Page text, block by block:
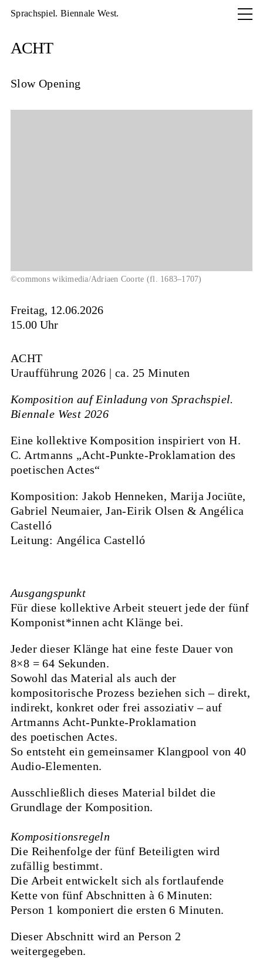
Aktuell
Programm
About
Sprachspiel. Biennale West.
ACHT
Slow Opening
©commons wikimedia/Adriaen Coorte (fl. 1683–1707)
Freitag, 12.06.2026
15.00 Uhr
ACHT
Uraufführung 2026 | ca. 25 Minuten
Komposition auf Einladung von Sprachspiel.
Biennale West 2026
Eine kollektive Komposition inspiriert von H.
C. Artmanns „Acht-Punkte-Proklamation des
poetischen Actes“
Komposition:Jakob Henneken, Marija Jociūte,
Gabriel Neumaier, Jan-Eirik Olsen & Angélica
Castelló
Leitung: Angélica Castelló
Ausgangspunkt
Für diese kollektive Arbeit steuert jede der fünf
Komponist*innen acht Klänge bei.
Jeder dieser Klänge hat eine feste Dauer von
8×8 = 64 Sekunden.
Sowohl das Material als auch der
kompositorische Prozess beziehen sich – direkt,
indirekt, konkret oder frei assoziativ – auf
Artmanns Acht-Punkte-Proklamation
des poetischen Actes.
So entsteht ein gemeinsamer Klangpool von 40
Audio-Elementen.
Ausschließlich dieses Material bildet die
Grundlage der Komposition.
Kompositionsregeln
Die Reihenfolge der fünf Beteiligten wird
zufällig bestimmt.
Die Arbeit entwickelt sich als fortlaufende
Kette von fünf Abschnitten à 6 Minuten:
Person 1 komponiert die ersten 6 Minuten.
Dieser Abschnitt wird an Person 2
weitergegeben.